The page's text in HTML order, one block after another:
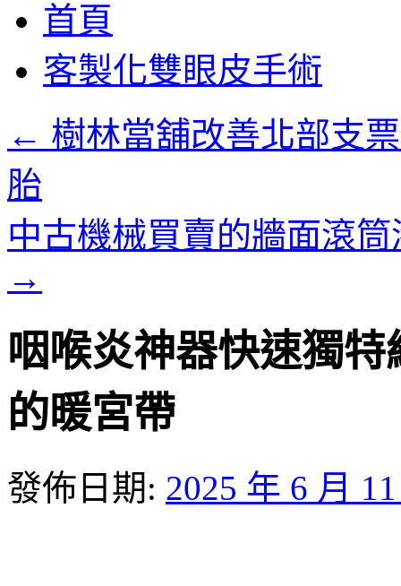
首頁
客製化雙眼皮手術
← 樹林當舖改善北部支
胎
中古機械買賣的牆面滾
→
咽喉炎神器快速獨
的暖宮帶
發佈日期: 2025 年 6 月